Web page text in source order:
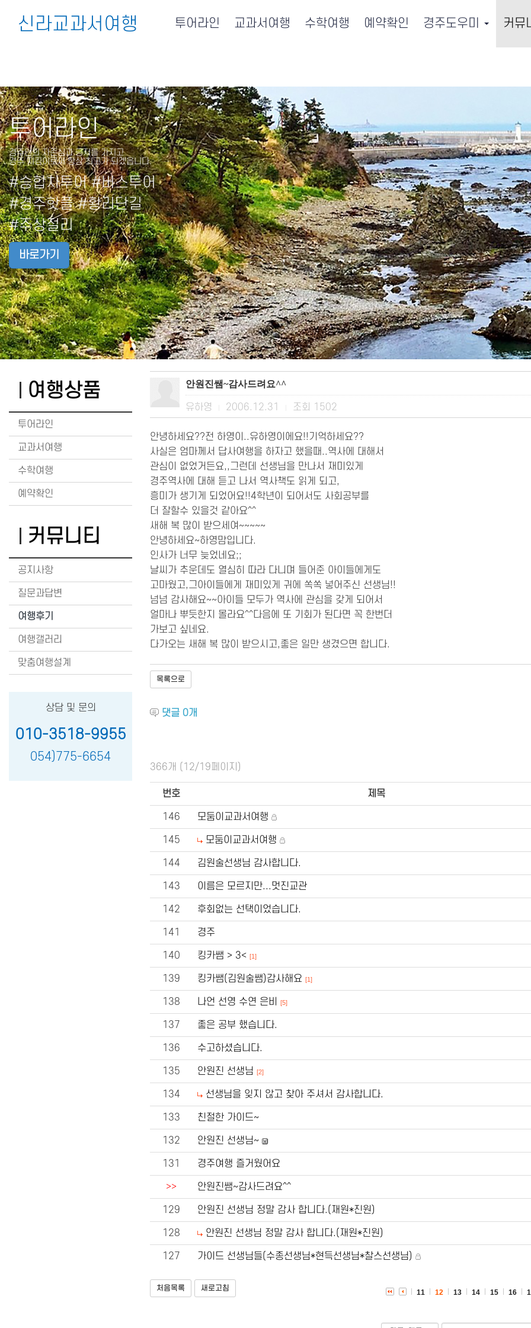
신라교과서여행 투어라인 교과서여행 수학여행 예약확인 경주도우미 커뮤
투어라인
경주인의 자존심과 긍지를 가지고
경주 지킴이로써 항상 최고가 되겠읍니다.
#승합차투어 #버스투어
#경주핫플 #황리단길
#주상절리
바로가기
여행상품
투어라인
교과서여행
수학여행
예약확인
커뮤니티
공지사항
질문과답변
여행후기
여행갤러리
맞춤여행설계
상담 및 문의
010-3518-9955
054)775-6654
안원진쌤~감사드려요^^
유하영 2006.12.31 조회 1502
안녕하세요??전 하영이..유하영이에요!!기억하세요??
사실은 엄마께서 답사여행을 하자고 했을때..역사에 대해서
관심이 없었거든요,,그런데 선생님을 만나서 재미있게
경주역사에 대해 듣고 나서 역사책도 읽게 되고,
흥미가 생기게 되었어요!!4학년이 되어서도 사회공부를
더 잘할수 있을것 같아요^^
새해 복 많이 받으세여~~~~~
안녕하세요~하영맘입니다.
인사가 너무 늦었네요;;
날씨가 추운데도 열심히 따라 다니며 들어준 아이들에게도
고마웠고,그아이들에게 재미있게 귀에 쏙쏙 넣어주신 선생님!!
넘넘 감사해요~~아이들 모두가 역사에 관심을 갖게 되어서
얼마나 뿌듯한지 몰라요^^다음에 또 기회가 된다면 꼭 한번더
가보고 싶네요.
다가오는 새해 복 많이 받으시고,좋은 일만 생겼으면 합니다.
목록으로
댓글 0개
366개 (12/19페이지)
번호 제목
146 모둠이교과서여행
145 모둠이교과서여행
144 김원술선생님 감사합니다.
143 이름은 모르지만...멋진교관
142 후회없는 선택이었습니다.
141 경주
140 킹카쌤 > 3< [1]
139 킹카쌤(김원술쌤)감사해요 [1]
138 나언 선영 수연 은비 [5]
137 좋은 공부 했습니다.
136 수고하셨습니다.
135 안원진 선생님 [2]
134 선생님을 잊지 않고 찾아 주셔서 감사합니다.
133 친절한 가이드~
132 안원진 선생님~
131 경주여행 즐거웠어요
>> 안원진쌤~감사드려요^^
129 안원진 선생님 정말 감사 합니다.(재원*진원)
128 안원진 선생님 정말 감사 합니다.(재원*진원)
127 가이드 선생님들(수종선생님*현득선생님*찰스선생님)
처음목록 새로고침 11 12 13 14 15 16